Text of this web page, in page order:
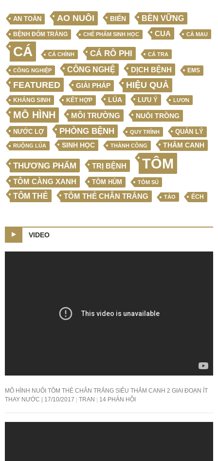
AN TOÀN AO NUÔI BIỂN BỀN VỮNG
BỆNH ĐỐM TRẮNG CHẾ PHẨM SINH HỌC CUA CÀ MAU
CÁ CÁ CHÌNH CÁ RÔ PHI CÁ TRA
CÔNG NGHIỆP CÔNG NGHỆ DỊCH BỆNH EMS
FEATURED GIẢI PHÁP HIỆU QUẢ
KHÁNG SINH KẾT HỢP LÚA LƯU Ý LƯƠN
MÔ HÌNH MÔI TRƯỜNG NUÔI TRỒNG
NƯỚC LỢ PHÒNG BỆNH QUY TRÌNH QUẢN LÝ
RUỘNG LÚA SINH HỌC THÀNH CÔNG THÂM CANH
THƯƠNG PHẨM TRỊ BỆNH TÔM
TÔM CÀNG XANH TÔM HÙM TÔM SÚ
TÔM THẺ TÔM THẺ CHÂN TRẮNG TẢO ẾCH
VIDEO
MÔ HÌNH NUÔI TÔM THẺ CHÂN TRẮNG SIÊU THÂM CANH 2 GIAI ĐOẠN ÍT
THAY NƯỚC
17/10/2017 TRAN 14 PHẢN HỒI